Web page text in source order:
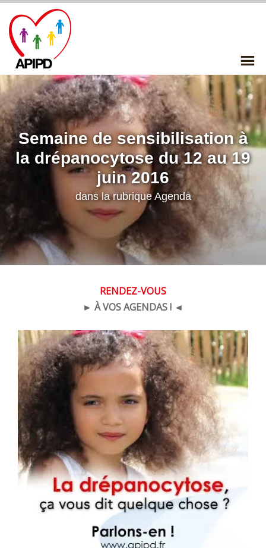
content
Semaine de sensibilisation à
la drépanocytose du 12 au 19
juin 2016
dans la rubriqueAgenda
RENDEZ-VOUS
► À VOS AGENDAS ! ◄